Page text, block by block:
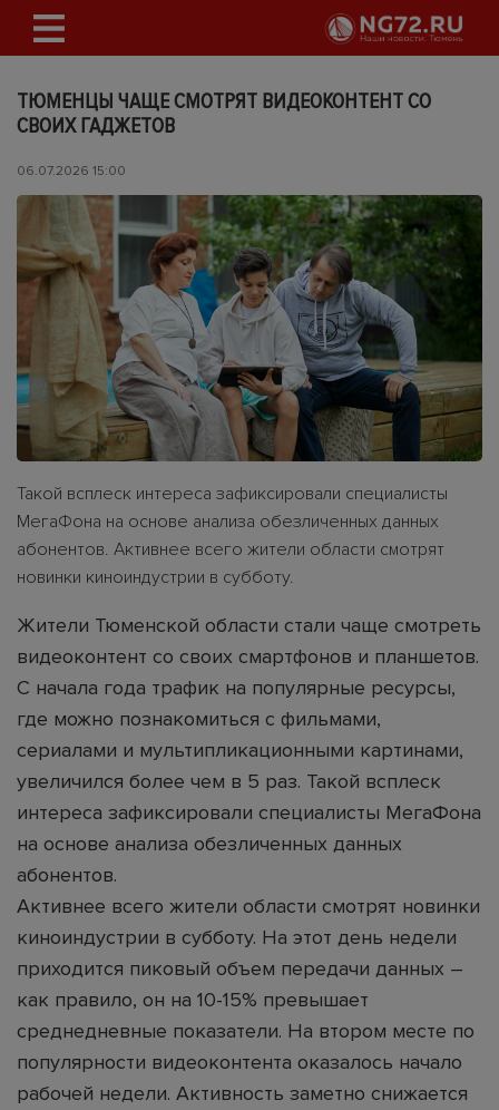
ТЮМЕНЦЫ ЧАЩЕ СМОТРЯТ ВИДЕОКОНТЕНТ СО
СВОИХ ГАДЖЕТОВ
06.07.2026 15:00
Такой всплеск интереса зафиксировали специалисты
МегаФона на основе анализа обезличенных данных
абонентов. Активнее всего жители области смотрят
новинки киноиндустрии в субботу.
Жители Тюменской области стали чаще смотреть
видеоконтент со своих смартфонов и планшетов.
С начала года трафик на популярные ресурсы,
где можно познакомиться с фильмами,
сериалами и мультипликационными картинами,
увеличился более чем в 5 раз. Такой всплеск
интереса зафиксировали специалисты МегаФона
на основе анализа обезличенных данных
абонентов.
Активнее всего жители области смотрят новинки
киноиндустрии в субботу. На этот день недели
приходится пиковый объем передачи данных –
как правило, он на 10-15% превышает
среднедневные показатели. На втором месте по
популярности видеоконтента оказалось начало
рабочей недели. Активность заметно снижается